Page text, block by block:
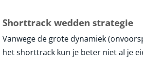
Shorttrack wedden strategie
Vanwege de grote dynamiek
het shorttrack kun je beter niet al je